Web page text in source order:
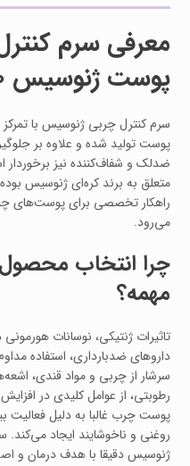
معرفی سرم
پوست ژنوسیس ۳۰ میل
سرم کنترل چربی ژنوسیس با
پوست تولید شده و علاوه بر
متعلق به برند کره‌ای ژنوسیس
راهکار تخصصی برای پوست‌های
می‌رود.
چرا انتخاب
مهمه؟
تاثیرات ژنتیکی، نوسانات
داروهای ضدبارداری، استفاده
سرشار از چربی و مواد قندی،
رطوبتی، از عوامل کلیدی در
پوست چرب غالبا به دلیل فعالیت
روغنی و ناخوشایند ایجاد
ژنوسیس دقیقا با هدف درمان و